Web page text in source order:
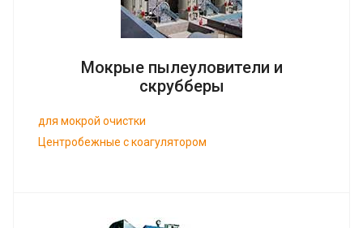
Мокрые пылеуловители и
скрубберы
для мокрой очистки
Центробежные с коагулятором